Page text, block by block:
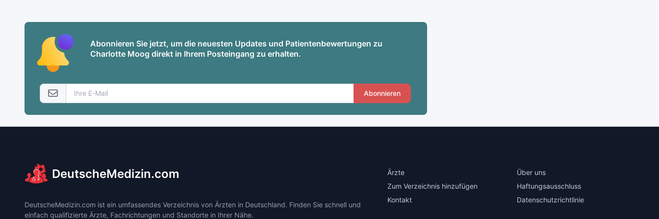
Abonnieren Sie jetzt, um die neuesten Updates und Patientenbewertungen zu
Charlotte Moog direkt in Ihrem Posteingang zu erhalten.
Abonnieren
DeutscheMedizin.com
DeutscheMedizin.com ist ein umfassendes Verzeichnis von Ärzten in Deutschland. Finden Sie schnell und
einfach qualifizierte Ärzte, Fachrichtungen und Standorte in Ihrer Nähe.
Ärzte
Zum Verzeichnis hinzufügen
Kontakt
Über uns
Haftungsausschluss
Datenschutzrichtlinie